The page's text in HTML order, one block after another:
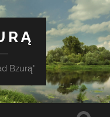
Bzurą"